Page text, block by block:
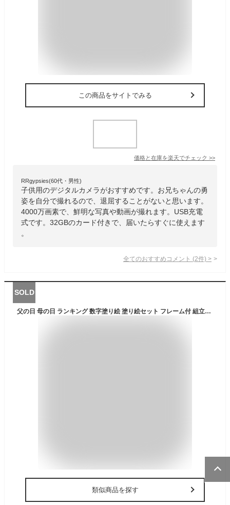
この商品をサイトでみる
価格と在庫を楽天でチェック >>
RRgypsies(60代・男性)
子供用のデジタルカメラがおすすめです。お兄ちゃんの勇
姿を自分で撮れるので、退屈することがないと思います。
4000万画素で、鮮明な写真や動画が撮れます。USB充電
式です。32GBのカード付きで、届いたらすぐに使えます
。
全てのおすすめコメント (2件) >
SOLD
父の日 母の日 ランキング 数字塗り絵 塗り絵セット フレーム付 組立不要 桟橋 数字油絵 油絵塗り絵 大人の塗り絵 油絵 風景 Infinity bridge 30x40cm 絵画 海 ビーチ 壁飾り インテリア雑貨 おしゃれ アートパネル 退職祝い 暇つぶしグッズ ギフト アートボード パネル 脳活
類似商品を探す